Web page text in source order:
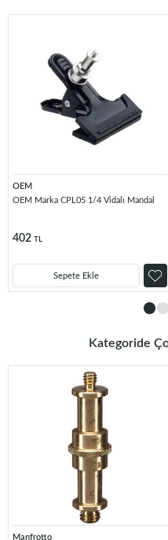
OEM
OEM Marka CPL05 1/4 Vidalı Mandal
402 TL
Sepete Ekle
Kategoride
Manfrotto